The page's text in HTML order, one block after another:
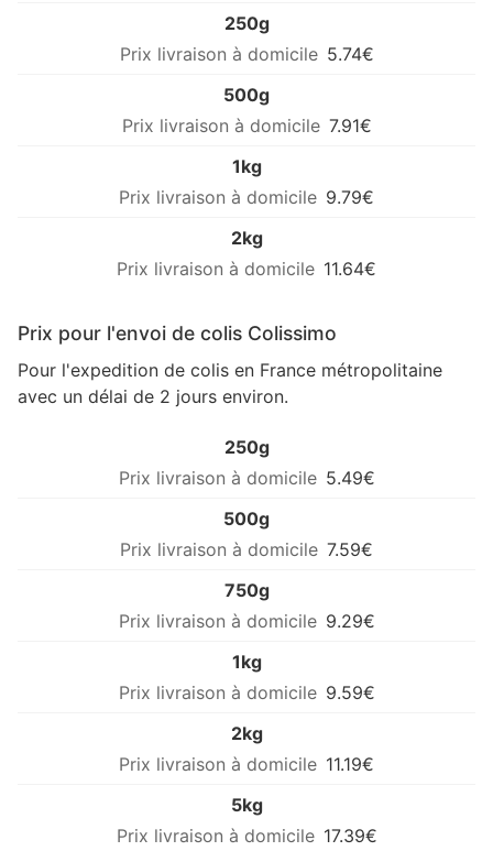
250g
5.74€
500g
7.91€
1kg
9.79€
2kg
11.64€
Prix pour l'envoi de colis Colissimo
Pour l'expedition de colis en France métropolitaine
avec un délai de 2 jours environ.
250g
5.49€
500g
7.59€
750g
9.29€
1kg
9.59€
2kg
11.19€
5kg
17.39€